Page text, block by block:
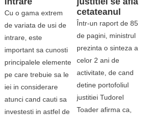
Cu o gama extrem
de variata de usi de
intrare, este
important sa cunosti
principalele elemente
pe care trebuie sa le
iei in considerare
atunci cand cauti sa
investesti in astfel de
cetateanul
Într-un raport de 85
de pagini, ministrul
prezinta o sinteza a
celor 2 ani de
activitate, de cand
detine portofoliul
justitiei Tudorel
Toader afirma ca,